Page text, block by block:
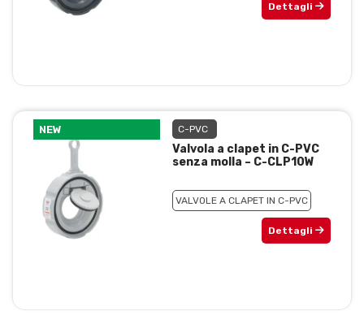
Dettagli
NEW C-PVC
Valvola a clapet in C-PVC
senza molla – C-CLP10W
VALVOLE A CLAPET IN C-PVC
Dettagli